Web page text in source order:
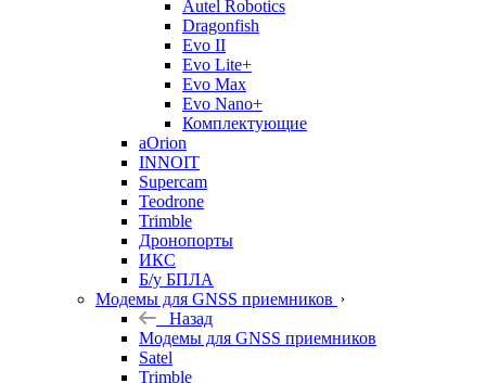
Autel Robotics
Dragonfish
Evo II
Evo Lite+
Evo Max
Evo Nano+
Комплектующие
aOrion
INNOIT
Supercam
Teodrone
Trimble
Дронопорты
ИКС
Б/у БПЛА
Модемы для GNSS приемников
Назад
Модемы для GNSS приемников
Satel
Trimble